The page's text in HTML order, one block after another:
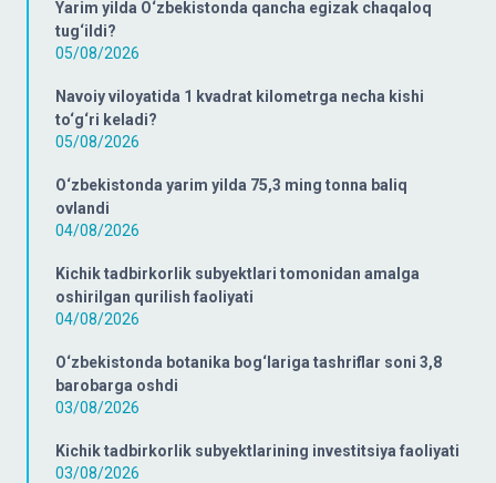
Yarim yilda O‘zbekistonda qancha egizak chaqaloq
tug‘ildi?
05/08/2026
Navoiy viloyatida 1 kvadrat kilometrga necha kishi
to‘g‘ri keladi?
05/08/2026
O‘zbekistonda yarim yilda 75,3 ming tonna baliq
ovlandi
04/08/2026
Kichik tadbirkorlik subyektlari tomonidan amalga
oshirilgan qurilish faoliyati
04/08/2026
O‘zbekistonda botanika bog‘lariga tashriflar soni 3,8
barobarga oshdi
03/08/2026
Kichik tadbirkorlik subyektlarining investitsiya faoliyati
03/08/2026